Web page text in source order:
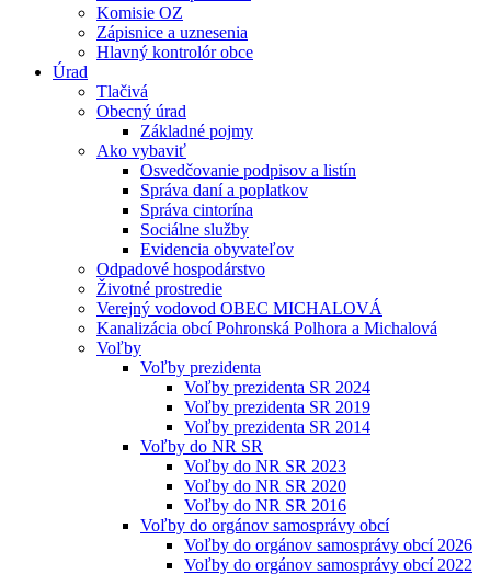
Komisie OZ
Zápisnice a uznesenia
Hlavný kontrolór obce
Úrad
Tlačivá
Obecný úrad
Základné pojmy
Ako vybaviť
Osvedčovanie podpisov a listín
Správa daní a poplatkov
Správa cintorína
Sociálne služby
Evidencia obyvateľov
Odpadové hospodárstvo
Životné prostredie
Verejný vodovod OBEC MICHALOVÁ
Kanalizácia obcí Pohronská Polhora a Michalová
Voľby
Voľby prezidenta
Voľby prezidenta SR 2024
Voľby prezidenta SR 2019
Voľby prezidenta SR 2014
Voľby do NR SR
Voľby do NR SR 2023
Voľby do NR SR 2020
Voľby do NR SR 2016
Voľby do orgánov samosprávy obcí
Voľby do orgánov samosprávy obcí 2026
Voľby do orgánov samosprávy obcí 2022